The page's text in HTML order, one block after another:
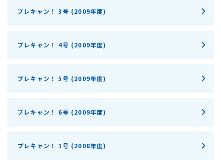
プレキャン！ 3号 (2009年度)
プレキャン！ 4号 (2009年度)
プレキャン！ 5号 (2009年度)
プレキャン！ 6号 (2009年度)
プレキャン！ 1号 (2008年度)